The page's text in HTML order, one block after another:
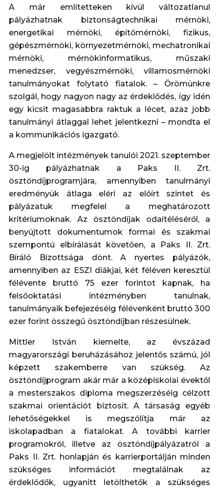
A már említetteken kívül változatlanul
pályázhatnak biztonságtechnikai mérnöki,
energetikai mérnöki, építőmérnöki, fizikus,
gépészmérnöki, környezetmérnöki, mechatronikai
mérnöki, mérnökinformatikus, műszaki
menedzser, vegyészmérnöki, villamosmérnöki
tanulmányokat folytató fiatalok. – Örömünkre
szolgál, hogy nagyon nagy az érdeklődés, így idén
egy kicsit magasabbra raktuk a lécet, azaz jobb
tanulmányi átlaggal lehet jelentkezni – mondta el
a kommunikációs igazgató.
A megjelölt intézmények tanulói 2021. szeptember
30-ig pályázhatnak a Paks II. Zrt.
ösztöndíjprogramjára, amennyiben tanulmányi
eredményük átlaga eléri az előírt szintet és
pályázatuk megfelel a meghatározott
kritériumoknak. Az ösztöndíjak odaítéléséről, a
benyújtott dokumentumok formai és szakmai
szempontú elbírálását követően, a Paks II. Zrt.
Bíráló Bizottsága dönt. A nyertes pályázók,
amennyiben az ESZI diákjai, két féléven keresztül
félévente bruttó 75 ezer forintot kapnak, ha
felsőoktatási intézményben tanulnak,
tanulmányaik befejezéséig félévenként bruttó 300
ezer forint összegű ösztöndíjban részesülnek.
Mittler István kiemelte, az évszázad
magyarországi beruházásához jelentős számú, jól
képzett szakemberre van szükség. Az
ösztöndíjprogram akár már a középiskolai évektől
a mesterszakos diploma megszerzéséig célzott
szakmai orientációt biztosít. A társaság egyéb
lehetőségekkel is megszólítja már az
iskolapadban a fiatalokat. A további karrier
programokról, illetve az ösztöndíjpályázatról a
Paks II. Zrt. honlapján és karrierportálján minden
szükséges információt megtalálnak az
érdeklődők, ugyanitt letölthetők a szükséges